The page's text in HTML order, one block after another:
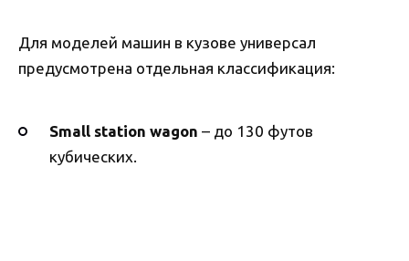
Для моделей машин в кузове универсал
предусмотрена отдельная классификация:
Small station wagon – до 130 футов
кубических.